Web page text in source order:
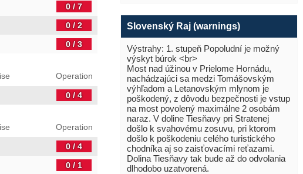
0 / 7
0 / 2
0 / 3
Operation
0 / 4
Operation
0 / 4
0 / 1
Slovenský Raj (warnings)
Výstrahy: 1. stupeň Popoludní je možný
výskyt búrok <br>
Most nad úžinou v Prielome Hornádu,
nachádzajúci sa medzi Tomášovským
výhľadom a Letanovským mlynom je
poškodený, z dôvodu bezpečnosti je vstup
na most povolený maximálne 2 osobám
naraz. V doline Tiesňavy pri Stratenej
došlo k svahovému zosuvu, pri ktorom
došlo k poškodeniu celého turistického
chodníka aj so zaisťovacími reťazami.
Dolina Tiesňavy tak bude až do odvolania
dlhodobo uzatvorená.